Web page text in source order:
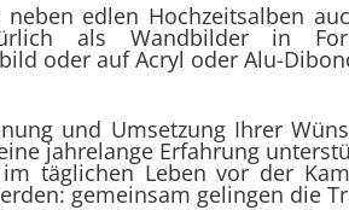
edlen Hochzeitsalben
als Wandbilder in
oder auf Acryl oder Alu-
und Umsetzung Ihrer
jahrelange Erfahrung
täglichen Leben vor der
gemeinsam gelingen die